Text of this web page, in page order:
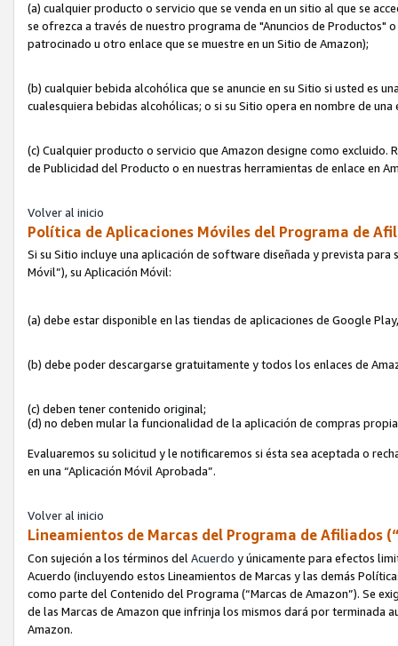
(a) cualquier producto o servicio que se venda en un sitio al que se
se ofrezca a través de nuestro programa de "Anuncios de Productos"
patrocinado u otro enlace que se muestre en un Sitio de Amazon);
(b) cualquier bebida alcohólica que se anuncie en su Sitio si usted es
cualesquiera bebidas alcohólicas; o si su Sitio opera en nombre de
(c) Cualquier producto o servicio que Amazon designe como excluido.
de Publicidad del Producto o en nuestras herramientas de enlace en
Volver al inicio
Política de Aplicaciones Móviles del Programa de
Si su Sitio incluye una aplicación de software diseñada y prevista
Móvil”), su Aplicación Móvil:
(a) debe estar disponible en las tiendas de aplicaciones de Google
(b) debe poder descargarse gratuitamente y todos los enlaces de
(c) deben tener contenido original;
(d) no deben mular la funcionalidad de la aplicación de compras
Evaluaremos su solicitud y le notificaremos si ésta sea aceptada o
en una “Aplicación Móvil Aprobada”.
Volver al inicio
Lineamientos de Marcas del Programa de Afiliados
Con sujeción a los términos del Acuerdo y únicamente para efectos
Acuerdo (incluyendo estos Lineamientos de Marcas y las demás
como parte del Contenido del Programa (“Marcas de Amazon”). Se
de las Marcas de Amazon que infrinja los mismos dará por terminada
Amazon.